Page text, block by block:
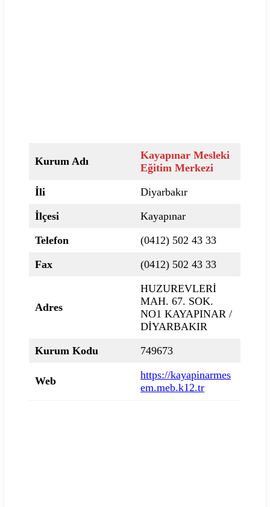
Kurum Adı
Kayapınar Mesleki
Eğitim Merkezi
İli
Diyarbakır
İlçesi
Kayapınar
Telefon
(0412) 502 43 33
Fax
(0412) 502 43 33
Adres
HUZUREVLERİ
MAH. 67. SOK.
NO1 KAYAPINAR /
DİYARBAKIR
Kurum Kodu
749673
Web
https://kayapinarmes
em.meb.k12.tr